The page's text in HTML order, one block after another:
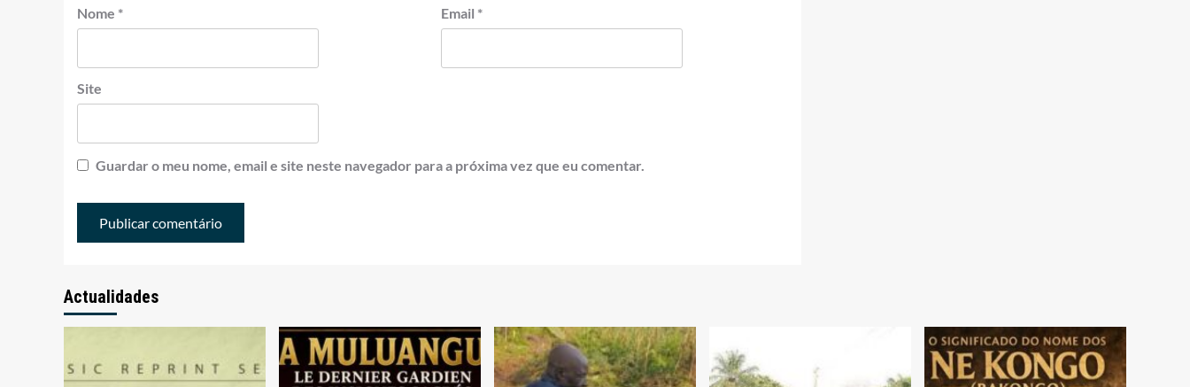
Nome * Email *
Site
Guardar o meu nome, email e site neste navegador para a próxima vez que eu comentar.
Actualidades